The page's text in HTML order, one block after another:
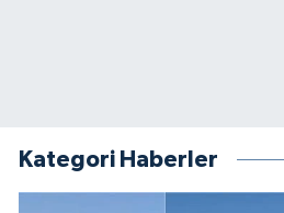
Kategori Haberler